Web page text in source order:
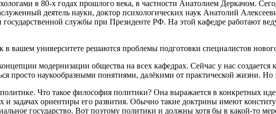
в 80-х годах прошлого века, в частности Анатолием Деркачом.
деятель науки, доктор психологических наук Анатолий
государственной службы при Президенте РФ. На этой кафедре работают
вашем университете решаются проблемы подготовки специалистов
модернизации общества на всех кафедрах. Сейчас у нас создается
просто наукообразными понятиями, далёкими от практической жизни. Но
Что такое философия политики? Она выражается в конкретных
задачах ориентиры его развития. Обычно такие доктрины имеют
государство. Вот поэтому политики и должны хотя бы в какой-то